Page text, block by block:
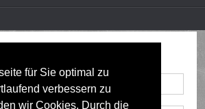
für Sie optimal zu
verbessern zu
wir Cookies. Durch die